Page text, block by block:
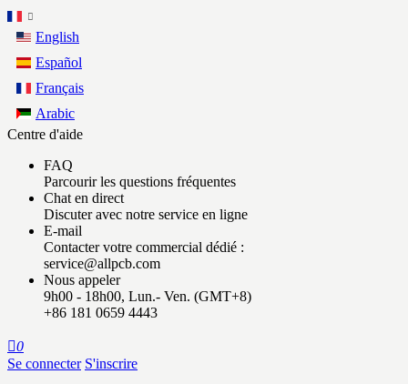
English
Español
Français
Arabic
Centre d'aide
FAQ
Parcourir les questions fréquentes
Chat en direct
Discuter avec notre service en ligne
E-mail
Contacter votre commercial dédié :
service@allpcb.com
Nous appeler
9h00 - 18h00, Lun.- Ven. (GMT+8)
+86 181 0659 4443
0
Se connecter S'inscrire